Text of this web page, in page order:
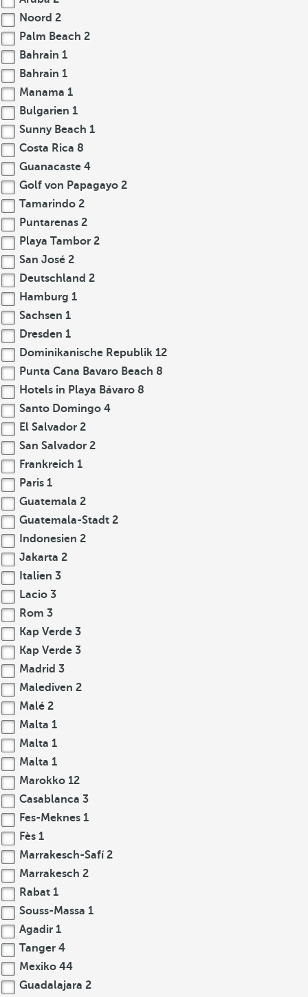
Noord 2
Palm Beach 2
Bahrain 1
Bahrain 1
Manama 1
Bulgarien 1
Sunny Beach 1
Costa Rica 8
Guanacaste 4
Golf von Papagayo 2
Tamarindo 2
Puntarenas 2
Playa Tambor 2
San José 2
Deutschland 2
Hamburg 1
Sachsen 1
Dresden 1
Dominikanische Republik 12
Punta Cana Bavaro Beach 8
Hotels in Playa Bávaro 8
Santo Domingo 4
El Salvador 2
San Salvador 2
Frankreich 1
Paris 1
Guatemala 2
Guatemala-Stadt 2
Indonesien 2
Jakarta 2
Italien 3
Lacio 3
Rom 3
Kap Verde 3
Kap Verde 3
Madrid 3
Malediven 2
Malé 2
Malta 1
Malta 1
Malta 1
Marokko 12
Casablanca 3
Fes-Meknes 1
Fès 1
Marrakesch-Safí2
Marrakesch 2
Rabat 1
Souss-Massa 1
Agadir 1
Tanger 4
Mexiko 44
Guadalajara 2